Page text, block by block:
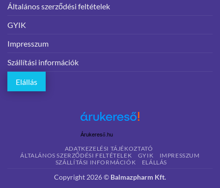
Általános szerződési feltételek
GYIK
Impresszum
Szállítási információk
Elállás
Árukereső.hu
ADATKEZELÉSI TÁJÉKOZTATÓ
ÁLTALÁNOS SZERZŐDÉSI FELTÉTELEK
GYIK
IMPRESSZUM
SZÁLLÍTÁSI INFORMÁCIÓK
ELÁLLÁS
Copyright 2026 © Balmazpharm Kft.